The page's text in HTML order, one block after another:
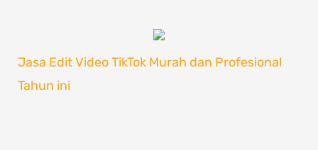
Jasa Edit Video TikTok Murah dan Profesional
Tahun ini